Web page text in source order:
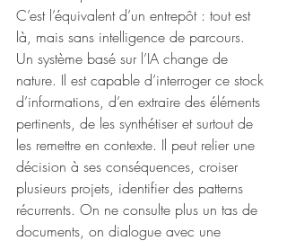
C’est l’équivalent d’un entrepôt : tout est
là, mais sans intelligence de parcours.
Un système basé sur l’IA change de
nature. Il est capable d’interroger ce stock
d’informations, d’en extraire des éléments
pertinents, de les synthétiser et surtout de
les remettre en contexte. Il peut relier une
décision à ses conséquences, croiser
plusieurs projets, identifier des patterns
récurrents. On ne consulte plus un tas de
documents, on dialogue avec une